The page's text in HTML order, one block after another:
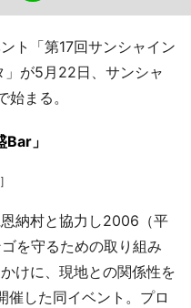
ト「第17回サンシャイン
」が5月22日、サンシャ
まる。
」
納村と協力し2006（平
を守るための取り組み
けに、現地との関係性を
した同イベント。プロ